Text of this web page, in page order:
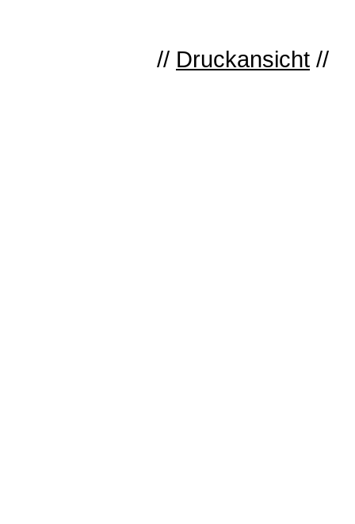
// Druckansicht //